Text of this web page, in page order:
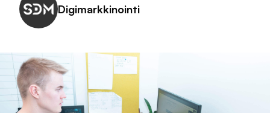
Digimarkkinointi